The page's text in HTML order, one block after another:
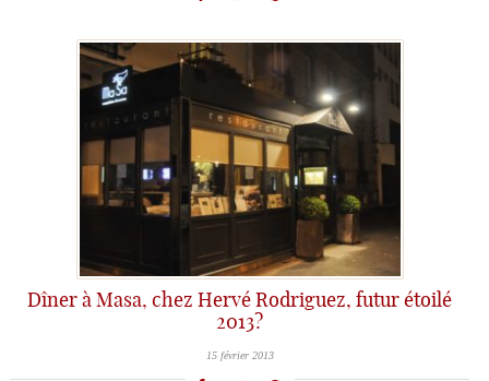
Dîner à Masa, chez Hervé Rodriguez, futur étoilé
2013?
15 février 2013